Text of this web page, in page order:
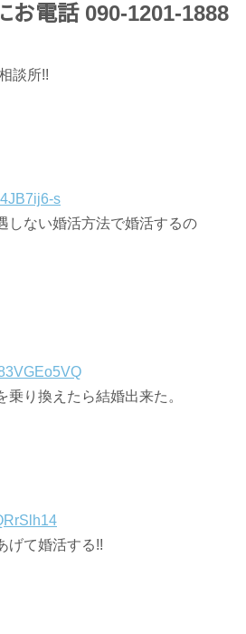
お電話 090-1201-1888
談所!!
s
しない婚活方法で婚活するの
乗り換えたら結婚出来た。
げて婚活する!!